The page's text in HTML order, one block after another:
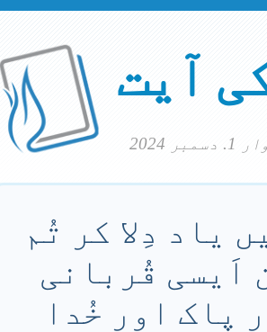
آیت
یاد دِلا کر تُم
اَیسی قُربانی
پاک اور خُدا